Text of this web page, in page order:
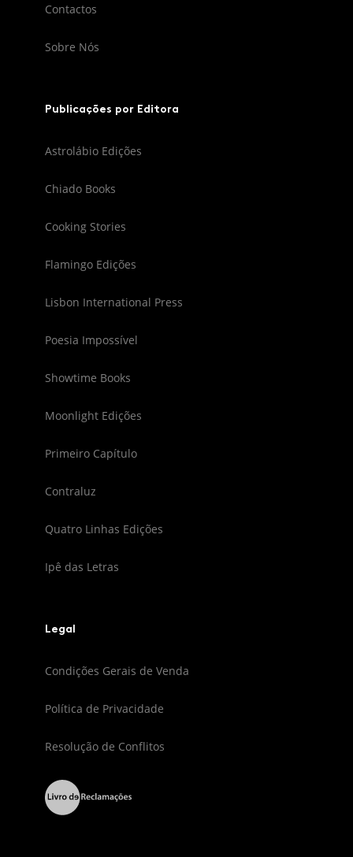
Contactos
Sobre Nós
Publicações por Editora
Astrolábio Edições
Chiado Books
Cooking Stories
Flamingo Edições
Lisbon International Press
Poesia Impossível
Showtime Books
Moonlight Edições
Primeiro Capítulo
Contraluz
Quatro Linhas Edições
Ipê das Letras
Legal
Condições Gerais de Venda
Política de Privacidade
Resolução de Conflitos